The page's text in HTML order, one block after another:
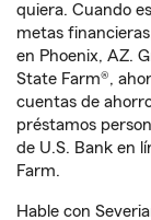
quiera. Cuando
metas
en Phoenix, AZ.
State Farm®,
cuentas de
préstamos
de U.S. Bank en
Farm.
Hable con